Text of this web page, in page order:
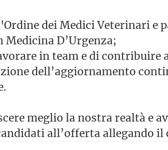
dei Medici Veterinari e
Medicina D’Urgenza;
in team e di contribuire
dell’aggiornamento
meglio la nostra realtà e
all’offerta allegando il